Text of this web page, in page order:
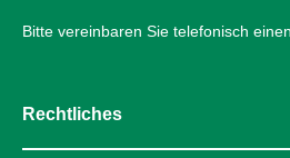
Bitte vereinbaren Sie telefonisch
Rechtliches